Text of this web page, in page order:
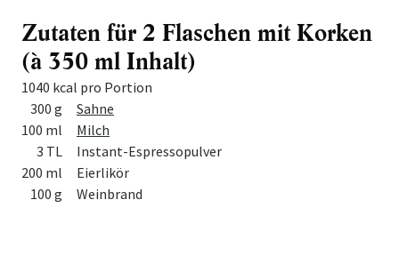
Zutaten für 2 Flaschen mit Korken
(à 350 ml Inhalt)
1040 kcal pro Portion
Menge Zutat
300 g
Sahne
100 ml
Milch
3 TL
Instant-Espressopulver
200 ml
Eierlikör
100 g
Weinbrand